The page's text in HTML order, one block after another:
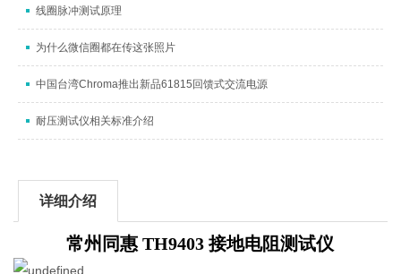
线圈脉冲测试原理
为什么微信圈都在传这张照片
中国台湾Chroma推出新品61815回馈式交流电源
耐压测试仪相关标准介绍
详细介绍
常州同惠 TH9403 接地电阻测试仪